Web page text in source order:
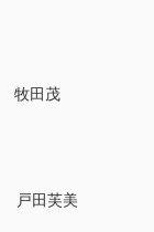
牧田茂
戸田芙美